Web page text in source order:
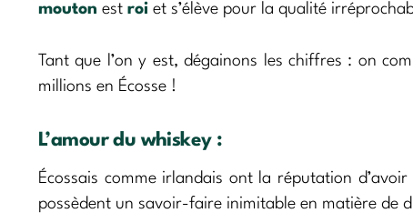
mouton est roi et s’élève pour la qualité
Tant que l’on y est, dégainons les chiffres : on
millions en Écosse !
L’amour du whiskey :
Écossais comme irlandais ont la réputation
possèdent un savoir-faire inimitable en matière de